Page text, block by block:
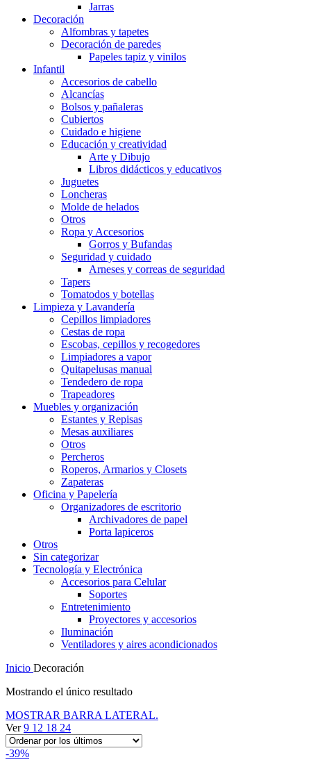
Jarras
Decoración
Alfombras y tapetes
Decoración de paredes
Papeles tapiz y vinilos
Infantil
Accesorios de cabello
Alcancías
Bolsos y pañaleras
Cubiertos
Cuidado e higiene
Educación y creatividad
Arte y Dibujo
Libros didácticos y educativos
Juguetes
Loncheras
Molde de helados
Otros
Ropa y Accesorios
Gorros y Bufandas
Seguridad y cuidado
Arneses y correas de seguridad
Tapers
Tomatodos y botellas
Limpieza y Lavandería
Cepillos limpiadores
Cestas de ropa
Escobas, cepillos y recogedores
Limpiadores a vapor
Quitapelusas manual
Tendedero de ropa
Trapeadores
Muebles y organización
Estantes y Repisas
Mesas auxiliares
Otros
Percheros
Roperos, Armarios y Closets
Zapateras
Oficina y Papelería
Organizadores de escritorio
Archivadores de papel
Porta lapiceros
Otros
Sin categorizar
Tecnología y Electrónica
Accesorios para Celular
Soportes
Entretenimiento
Proyectores y accesorios
Iluminación
Ventiladores y aires acondicionados
Inicio Decoración
Mostrando el único resultado
MOSTRAR BARRA LATERAL.
Ver9 12 18 24
-39%